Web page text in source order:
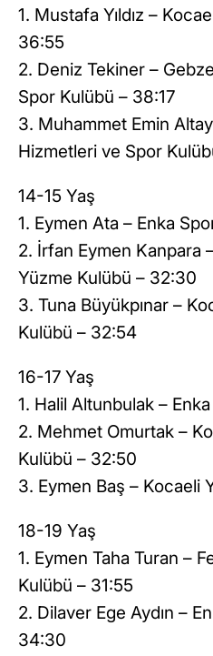
1. Mustafa Yıldız –
36:55
2. Deniz Tekiner –
Spor Kulübü – 38:17
3. Muhammet Emin
Hizmetleri ve Spor
14-15 Yaş
1. Eymen Ata – Enka
2. İrfan Eymen Kanpara
Yüzme Kulübü – 32:30
3. Tuna Büyükpınar –
Kulübü – 32:54
16-17 Yaş
1. Halil Altunbulak –
2. Mehmet Omurtak –
Kulübü – 32:50
3. Eymen Baş – Kocaeli
18-19 Yaş
1. Eymen Taha Turan –
Kulübü – 31:55
2. Dilaver Ege Aydın –
34:30